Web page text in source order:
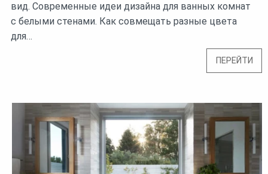
вид. Современные идеи дизайна для ванных комнат
с белыми стенами. Как совмещать разные цвета
для…
ПЕРЕЙТИ